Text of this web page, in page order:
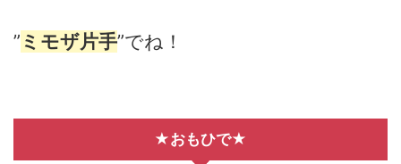
” ミモザ片手”でね！
★おもひで★